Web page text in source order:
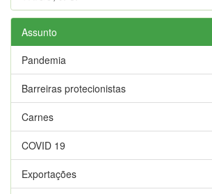
Assunto
Pandemia
Barreiras protecionistas
Carnes
COVID 19
Exportações